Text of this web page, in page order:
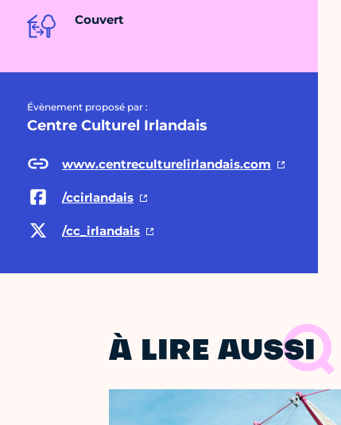
Couvert
Évènement proposé par :
Centre Culturel Irlandais
www.centreculturelirlandais.com
/ccirlandais
/cc_irlandais
À LIRE AUSSI